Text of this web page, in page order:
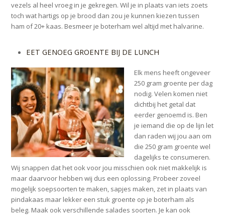
vezels al heel vroeg in je gekregen. Wil je in plaats van iets zoets
toch wat hartigs op je brood dan zou je kunnen kiezen tussen
ham of 20+ kaas. Besmeer je boterham wel altijd met halvarine.
EET GENOEG GROENTE BIJ DE LUNCH
Elk mens heeft ongeveer
250 gram groente per dag
nodig. Velen komen niet
dichtbij het getal dat
eerder genoemd is. Ben
je iemand die op de lijn let
dan raden wij jou aan om
die 250 gram groente wel
dagelijks te consumeren.
Wij snappen dat het ook voor jou misschien ook niet makkelijk is
maar daarvoor hebben wij dus een oplossing. Probeer zoveel
mogelijk soepsoorten te maken, sapjes maken, zet in plaats van
pindakaas maar lekker een stuk groente op je boterham als
beleg. Maak ook verschillende salades soorten. Je kan ook